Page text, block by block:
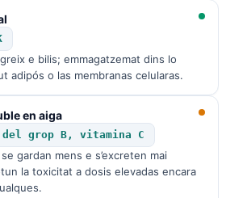
e bilis; emmagatzemat dins lo
adipós o las membranas celularas.
en aiga
del grop B, vitamina C
gardan mens e s’excreten mai
la toxicitat a dosis elevadas encara